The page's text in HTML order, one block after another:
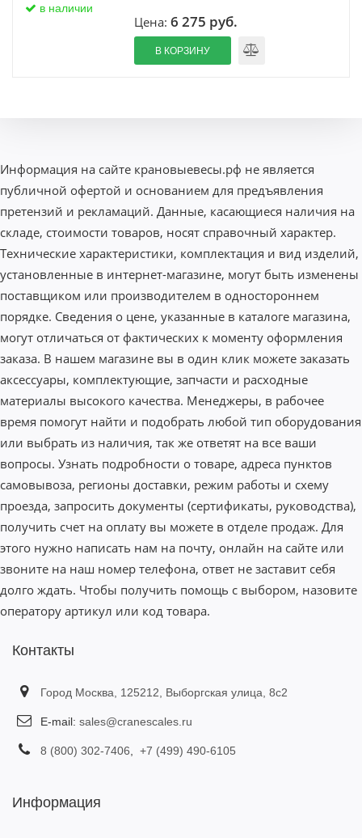
в наличии
Цена:6 275 руб.
В КОРЗИНУ
Информация на сайте крановыевесы.рф не является
публичной офертой и основанием для предъявления
претензий и рекламаций. Данные, касающиеся наличия на
складе, стоимости товаров, носят справочный характер.
Технические характеристики, комплектация и вид изделий,
установленные в интернет-магазине, могут быть изменены
поставщиком или производителем в одностороннем
порядке. Сведения о цене, указанные в каталоге магазина,
могут отличаться от фактических к моменту оформления
заказа. В нашем магазине вы в один клик можете заказать
аксессуары, комплектующие, запчасти и расходные
материалы высокого качества. Менеджеры, в рабочее
время помогут найти и подобрать любой тип оборудования
или выбрать из наличия, так же ответят на все ваши
вопросы. Узнать подробности о товаре, адреса пунктов
самовывоза, регионы доставки, режим работы и схему
проезда, запросить документы (сертификаты, руководства),
получить счет на оплату вы можете в отделе продаж. Для
этого нужно написать нам на почту, онлайн на сайте или
звоните на наш номер телефона, ответ не заставит себя
долго ждать. Чтобы получить помощь с выбором, назовите
оператору артикул или код товара.
Контакты
Город Москва, 125212, Выборгская улица, 8с2
E-mail: sales@cranescales.ru
8 (800) 302-7406, +7 (499) 490-6105
Информация